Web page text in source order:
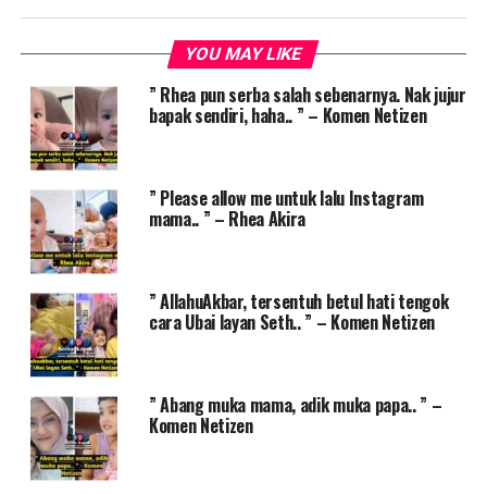
YOU MAY LIKE
” Rhea pun serba salah sebenarnya. Nak jujur
bapak sendiri, haha.. ” – Komen Netizen
” Please allow me untuk lalu Instagram
mama.. ” – Rhea Akira
” AllahuAkbar, tersentuh betul hati tengok
cara Ubai layan Seth.. ” – Komen Netizen
” Abang muka mama, adik muka papa.. ” –
Komen Netizen